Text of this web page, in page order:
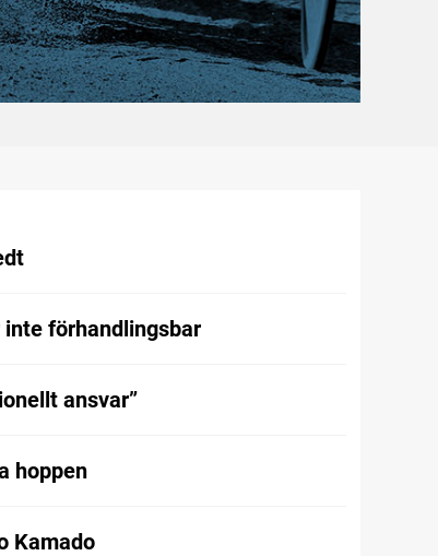
förhandlingsbar
ansvar”
hoppen
Kamado